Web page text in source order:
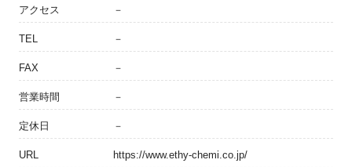
アクセス －
TEL －
FAX －
営業時間 －
定休日 －
URL https://www.ethy-chemi.co.jp/